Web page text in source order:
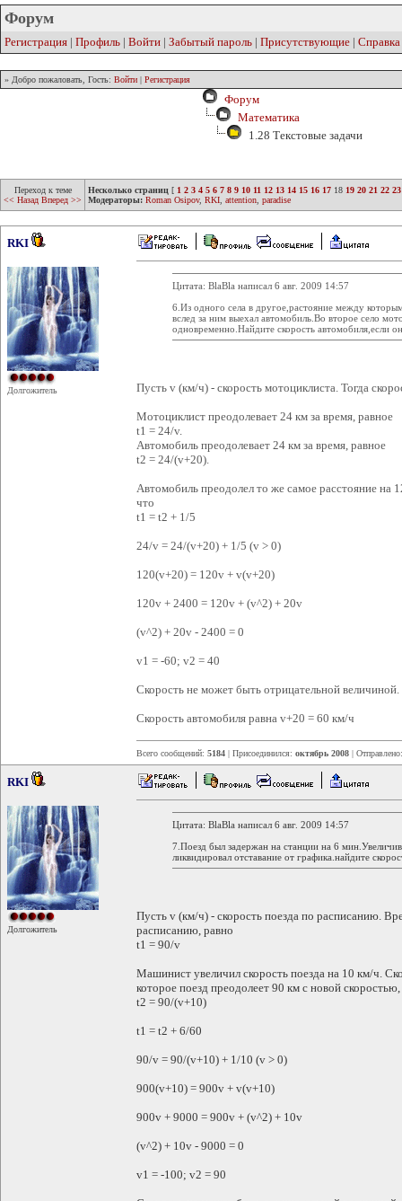
Форум
Регистрация | Профиль | Войти | Забытый пароль | Присутствующие | Справка
» Добро пожаловать, Гость: Войти | Регистрация
Форум
Математика
1.28 Текстовые задачи
Переход к теме
<< Назад Вперед >>
Несколько страниц [ 1 2 3 4 5 6 7 8 9 10 11 12 13 14 15 16 17 18 19 20 21 22 23
Модераторы: Roman Osipov, RKI attention paradise
RKI
Долгожитель
Цитата: BlaBla написал 6 авг. 2009 14:57
6.Из одного села в другое,растояние между
вслед за ним выехал автомобиль.Во второе село
одновременно.Найдите скорость автомобиля,если
Пусть v (км/ч) - скорость мотоциклиста. Тогда
Мотоциклист преодолевает 24 км за время, равное
t1 = 24/v.
Автомобиль преодолевает 24 км за время, равное
t2 = 24/(v+20).
Автомобиль преодолел то же самое расстояние на
что
t1 = t2 + 1/5
24/v = 24/(v+20) + 1/5 (v > 0)
120(v+20) = 120v + v(v+20)
120v + 2400 = 120v + (v^2) + 20v
(v^2) + 20v - 2400 = 0
v1 = -60; v2 = 40
Скорость не может быть отрицательной
Скорость автомобиля равна v+20 = 60 км/ч
Всего сообщений: 5184 | Присоединился: октябрь 2008 |
RKI
Долгожитель
Цитата: BlaBla написал 6 авг. 2009 14:57
7.Поезд был задержан на станции на 6
ликвидировал отставание от графика.найдите
Пусть v (км/ч) - скорость поезда по расписанию.
расписанию, равно
t1 = 90/v
Машинист увеличил скорость поезда на 10 км/ч.
которое поезд преодолеет 90 км с новой
t2 = 90/(v+10)
t1 = t2 + 6/60
90/v = 90/(v+10) + 1/10 (v > 0)
900(v+10) = 900v + v(v+10)
900v + 9000 = 900v + (v^2) + 10v
(v^2) + 10v - 9000 = 0
v1 = -100; v2 = 90